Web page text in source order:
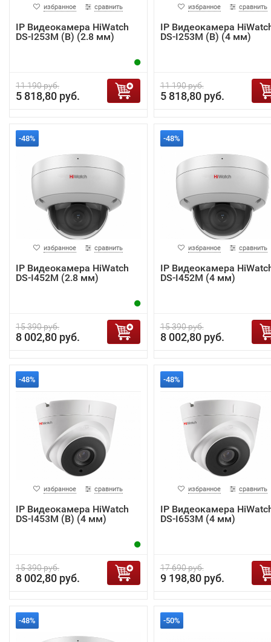
избранное сравнить
IP Видеокамера HiWatch
DS-I253M (B) (2.8 мм)
11 190 руб.
5 818,80 руб.
избранное сравнить
IP Видеокамера
DS-I253M (B) (4 мм)
11 190 руб.
5 818,80 руб.
-48%
избранное сравнить
IP Видеокамера HiWatch
DS-I452M (2.8 мм)
15 390 руб.
8 002,80 руб.
-48%
избранное сравнить
IP Видеокамера
DS-I452M (4 мм)
15 390 руб.
8 002,80 руб.
-48%
избранное сравнить
IP Видеокамера HiWatch
DS-I453M (B) (4 мм)
15 390 руб.
8 002,80 руб.
-48%
избранное сравнить
IP Видеокамера
DS-I653M (4 мм)
17 690 руб.
9 198,80 руб.
-48% -50%